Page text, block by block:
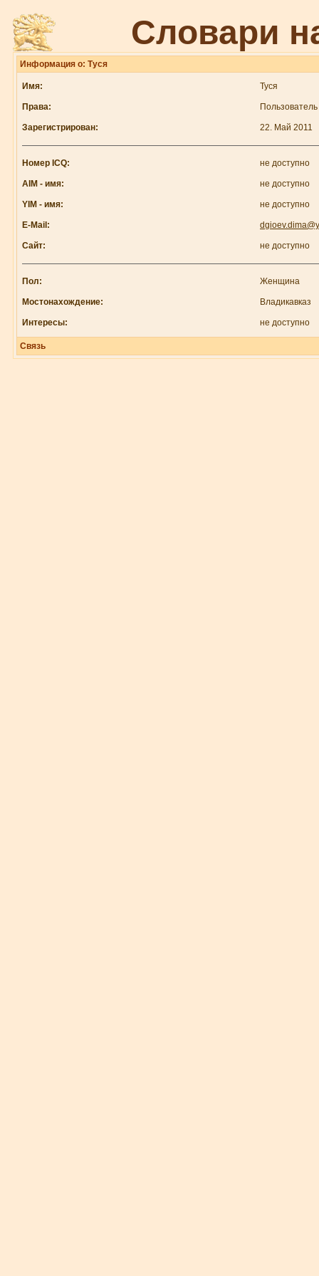
Словари
Информация о: Туся
Имя: Туся
Права: Пользователь
Зарегистрирован: 22. Май 2011
Номер ICQ: не доступно
AIM - имя: не доступно
YIM - имя: не доступно
E-Mail:
Сайт: не доступно
Пол: Женщина
Мостонахождение: Владикавказ
Интересы: не доступно
Связь